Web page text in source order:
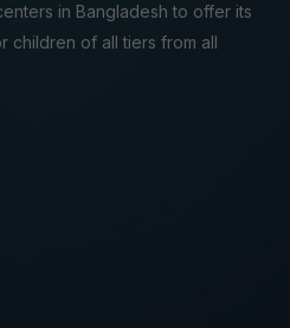
in Bangladesh to offer its
children of all tiers from all